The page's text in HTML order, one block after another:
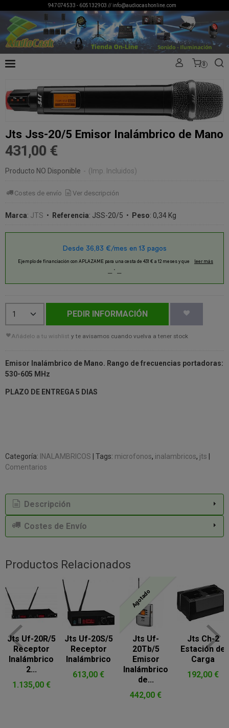
947074533 - 605132903 // info@audiocashonline.com
0
Jts Jss-20/5 Emisor Inalámbrico de Mano
431,00 €
Producto NO Disponible - (Imp. Incluidos)
Costes de envío Ver descripción
Marca: JTS • Referencia: JSS-20/5 • Peso: 0,34 Kg
PEDIR INFORMACIÓN
Añádelo a tu wishlist y te avisamos cuando vuelva a tener stock
Emisor Inalámbrico de Mano. Rango de frecuencias portadoras:
530-605 MHz
PLAZO DE ENTREGA 5 DIAS
Categoría: INALAMBRICOS Tags: microfonos inalambricos jts
Comentarios
Descripción
Costes de Envío
Productos Relacionados
Jts Uf-20R/5
Receptor
Inalámbrico
2...
1.135,00 €
Jts Uf-20S/5
Receptor
Inalámbrico
613,00 €
Agotado
Jts Uf-
20Tb/5
Emisor
Inalámbrico
de...
442,00 €
Jts Ch-2
Estación de
Carga
192,00 €